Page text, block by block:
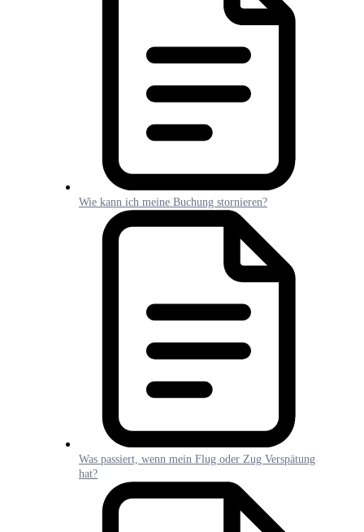
Wie kann ich meine Buchung stornieren?
Was passiert, wenn mein Flug oder Zug Verspätung
hat?